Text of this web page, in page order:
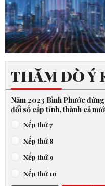
THĂM DÒ Ý
Năm 2023 Bình Phước
đổi số cấp tỉnh, thành cả
Xếp thứ 7
Xếp thứ 8
Xếp thứ 9
Xếp thứ 10